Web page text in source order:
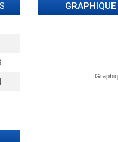
GRAPHIQUE